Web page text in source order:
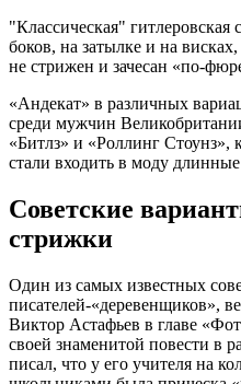
"Классическая"
боков, на затылке и на
не стрижен и зачесан «по-
«Андекат» в различных
среди мужчин
«Битлз» и «Роллинг Стоунз»,
стали входить в моду
Советские
стрижки
Один из самых известных
писателей-«деревенщиков»,
Виктор Астафьев в главе
своей знаменитой повести в
писал, что у его учителя на